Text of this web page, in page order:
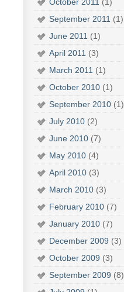
September 2011 (1)
June 2011 (1)
April 2011 (3)
March 2011 (1)
October 2010 (1)
September 2010 (1)
July 2010 (2)
June 2010 (7)
May 2010 (4)
April 2010 (3)
March 2010 (3)
February 2010 (7)
January 2010 (7)
December 2009 (3)
October 2009 (3)
September 2009 (8)